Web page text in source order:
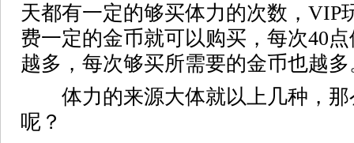
天都有一定的够买体力的次数，VIP
费一定的金币就可以购买，每次40
越多，每次够买所需要的金币也越多
体力的来源大体就以上几种，那
呢？